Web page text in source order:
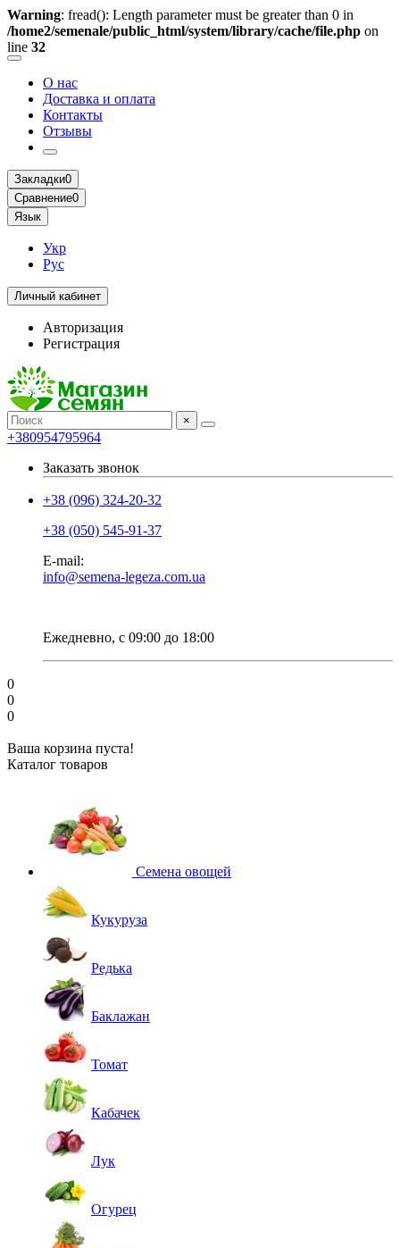
Warning: fread(): Length parameter must be greater than 0 in
/home2/semenale/public_html/system/library/cache/file.php on
line 32
О нас
Доставка и оплата
Контакты
Отзывы
Закладки0
Сравнение0
Язык
Укр
Рус
Личный кабинет
Авторизация
Регистрация
×
+380954795964
Заказать звонок
+38 (096) 324-20-32
+38 (050) 545-91-37
E-mail:
info@semena-legeza.com.ua
Ежедневно, с 09:00 до 18:00
0
0
0
Ваша корзина пуста!
Каталог товаров
Семена овощей
Кукуруза
Редька
Баклажан
Томат
Кабачек
Лук
Огурец